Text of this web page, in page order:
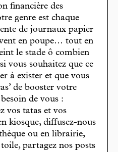
financière des
genre est chaque
de journaux papier
en poupe… tout en
le stade ô combien
vous souhaitez que ce
à exister et que vous
de booster votre
de vous :
vos tatas et vos
kiosque, diffusez-nous
ou en librairie,
partagez nos posts